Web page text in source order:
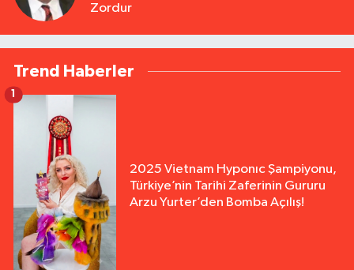
Zordur
Trend Haberler
2025 Vietnam Hyponıc Şampiyonu,
Türkiye’nin Tarihi Zaferinin Gururu
Arzu Yurter’den Bomba Açılış!
1